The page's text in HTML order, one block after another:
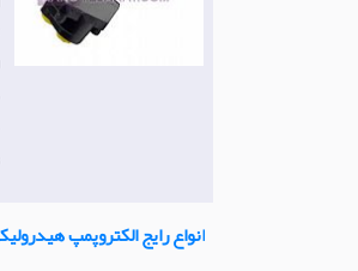
انواع رایج الکتروپمپ